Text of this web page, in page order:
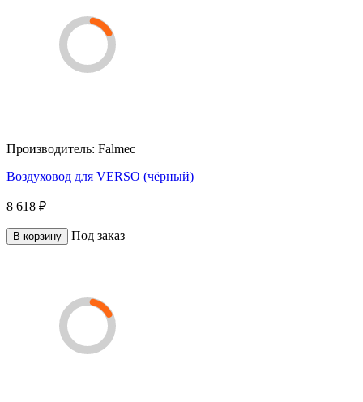
Производитель: Falmec
Воздуховод для VERSO (чёрный)
8 618 ₽
В корзину Под заказ